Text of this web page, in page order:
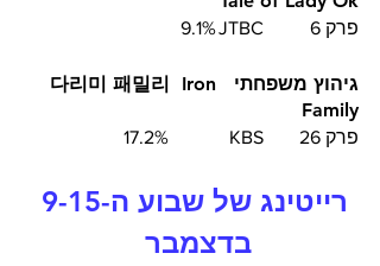
פרק 6	JTBC	9.1%
גיהוץ משפחתי  다리미 패밀리  Iron
Family
פרק 26	KBS		17.2%
בדצמבר